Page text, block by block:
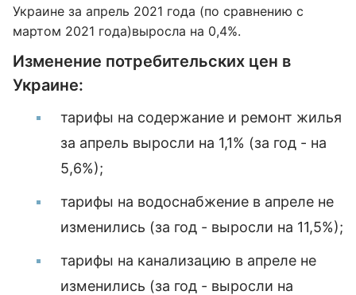
Украине за апрель 2021 года (по сравнению с
мартом 2021 года)выросла на 0,4%.
Изменение потребительских цен в
Украине:
тарифы на содержание и ремонт жилья
за апрель выросли на 1,1% (за год - на
5,6%);
тарифы на водоснабжение в апреле не
изменились (за год - выросли на 11,5%);
тарифы на канализацию в апреле не
изменились (за год - выросли на